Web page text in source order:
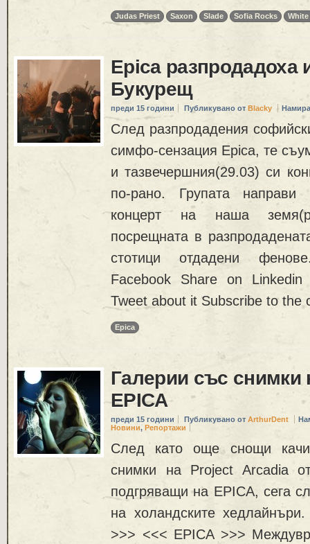
Judas Priest Saxon Slade Sofia Rocks White
Epica разпродадоха
Букурещ
преди 15 години Публикувано от Blacky
След разпродадения
симфо-сензация Epica, те
и тазвечершния(29.03) си
по-рано. Групата направи
концерт на наша
посрещната в
стотици отдадени
Facebook Share on
Tweet about it Subscribe to
Epica
Галерии със
EPICA
преди 15 години Публикувано от ArthurDent
Новини, Репортажи
След като още снощи
снимки на Project Arcadia
подгряващи на EPICA, сега
на холандските
>>> <<< EPICA >>>